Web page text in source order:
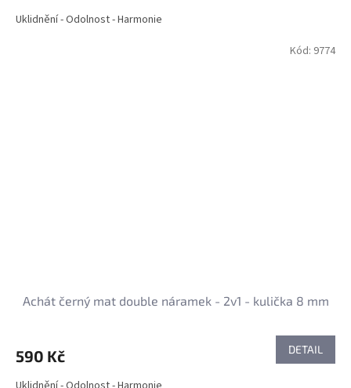
Uklidnění - Odolnost - Harmonie
Achát černý mat double náramek - 2v1 - kulička 8 mm
590 Kč DETAIL
Kód: 9774